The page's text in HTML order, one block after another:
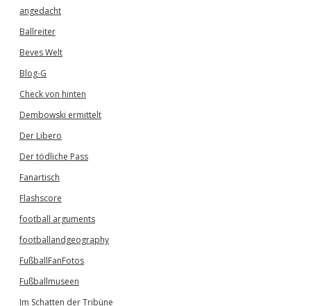
angedacht
Ballreiter
Beves Welt
Blog-G
Check von hinten
Dembowski ermittelt
Der Libero
Der tödliche Pass
Fanartisch
Flashscore
football arguments
footballandgeography
FußballFanFotos
Fußballmuseen
Im Schatten der Tribüne